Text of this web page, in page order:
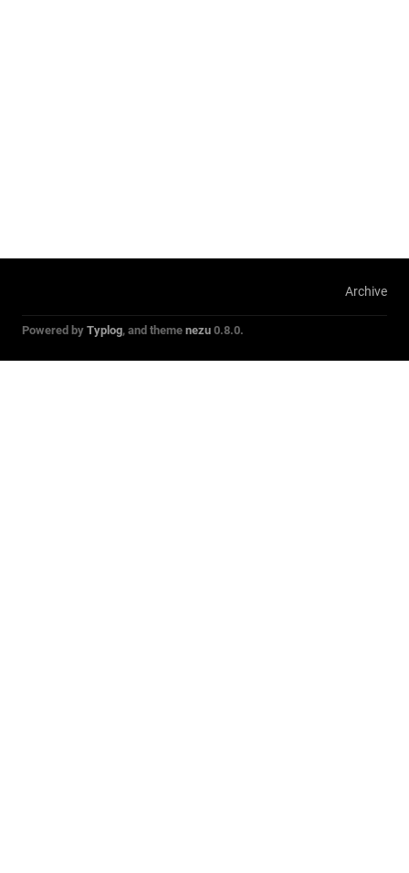
Archive
Powered byTyplog, and themenezu0.8.0.